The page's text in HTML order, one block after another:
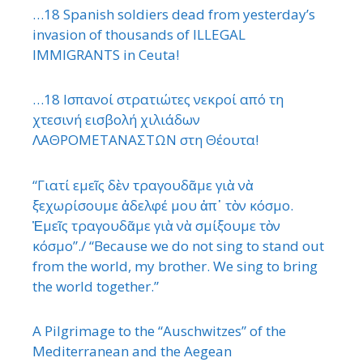
…18 Spanish soldiers dead from yesterday’s
invasion of thousands of ILLEGAL
IMMIGRANTS in Ceuta!
…18 Ισπανοί στρατιώτες νεκροί από τη
χτεσινή εισβολή χιλιάδων
ΛΑΘΡΟΜΕΤΑΝΑΣΤΩΝ στη Θέουτα!
“Γιατί εμεῖς δὲν τραγουδᾶμε γιὰ νὰ
ξεχωρίσουμε ἀδελφέ μου ἀπ᾿ τὸν κόσμο.
Ἐμεῖς τραγουδᾶμε γιὰ νὰ σμίξουμε τὸν
κόσμο”./ “Because we do not sing to stand out
from the world, my brother. We sing to bring
the world together.”
A Pilgrimage to the “Auschwitzes” of the
Mediterranean and the Aegean